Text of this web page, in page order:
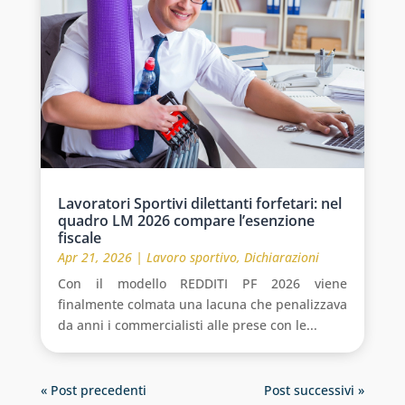
Lavoratori Sportivi dilettanti forfetari: nel
quadro LM 2026 compare l’esenzione
fiscale
Apr 21, 2026| Lavoro sportivo, Dichiarazioni
Con il modello REDDITI PF 2026 viene
finalmente colmata una lacuna che penalizzava
da anni i commercialisti alle prese con le...
« Post precedenti Post successivi »